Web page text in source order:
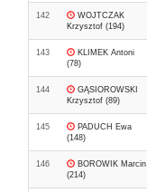
142
WOJTCZAK
Krzysztof (194)
143
KLIMEK Antoni
(78)
144
GĄSIOROWSKI
Krzysztof (89)
145
PADUCH Ewa
(148)
146
BOROWIK Marcin
(214)